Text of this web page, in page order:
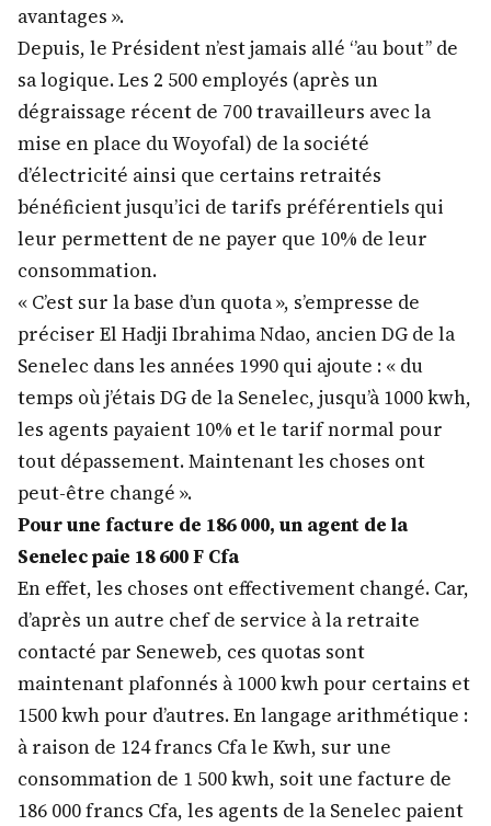
avantages ».
Depuis, le Président n’est jamais allé ‘’au bout’’ de
sa logique. Les 2 500 employés (après un
dégraissage récent de 700 travailleurs avec la
mise en place du Woyofal) de la société
d’électricité ainsi que certains retraités
bénéficient jusqu’ici de tarifs préférentiels qui
leur permettent de ne payer que 10% de leur
consommation.
« C’est sur la base d’un quota », s’empresse de
préciser El Hadji Ibrahima Ndao, ancien DG de la
Senelec dans les années 1990 qui ajoute : « du
temps où j’étais DG de la Senelec, jusqu’à 1000 kwh,
les agents payaient 10% et le tarif normal pour
tout dépassement. Maintenant les choses ont
peut-être changé ».
Pour une facture de 186 000, un agent de la
Senelec paie 18 600 F Cfa
En effet, les choses ont effectivement changé. Car,
d’après un autre chef de service à la retraite
contacté par Seneweb, ces quotas sont
maintenant plafonnés à 1000 kwh pour certains et
1500 kwh pour d’autres. En langage arithmétique :
à raison de 124 francs Cfa le Kwh, sur une
consommation de 1 500 kwh, soit une facture de
186 000 francs Cfa, les agents de la Senelec paient